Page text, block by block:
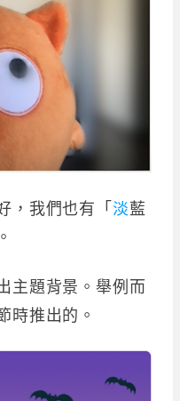
，我們也有「淡藍
主題背景。舉例而
時推出的。